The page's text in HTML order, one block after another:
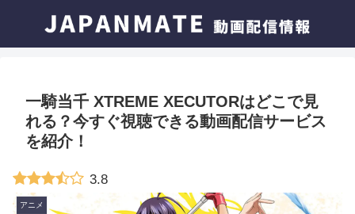
一騎当千 XTREME XECUTORはどこで見
れる？今すぐ視聴できる動画配信サービス
を紹介！
3.8
アニメ